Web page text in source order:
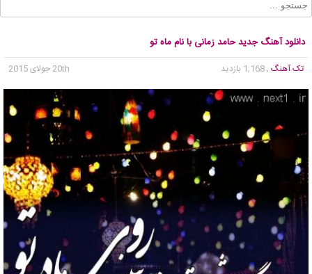
دانلود آهنگ جدید حامد زمانی با نام ماه تو
تک آهنگ , 1,168 بازدید 20th جولای 2015